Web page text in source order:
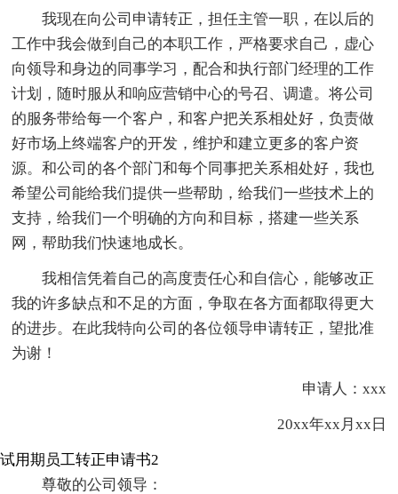
我现在向公司申请转正，担任主管一职，在以后的
工作中我会做到自己的本职工作，严格要求自己，虚心
向领导和身边的同事学习，配合和执行部门经理的工作
计划，随时服从和响应营销中心的号召、调遣。将公司
的服务带给每一个客户，和客户把关系相处好，负责做
好市场上终端客户的开发，维护和建立更多的客户资
源。和公司的各个部门和每个同事把关系相处好，我也
希望公司能给我们提供一些帮助，给我们一些技术上的
支持，给我们一个明确的方向和目标，搭建一些关系
网，帮助我们快速地成长。
我相信凭着自己的高度责任心和自信心，能够改正
我的许多缺点和不足的方面，争取在各方面都取得更大
的进步。在此我特向公司的各位领导申请转正，望批准
为谢！
申请人：xxx
20xx年xx月xx日
试用期员工转正申请书2
尊敬的公司领导：